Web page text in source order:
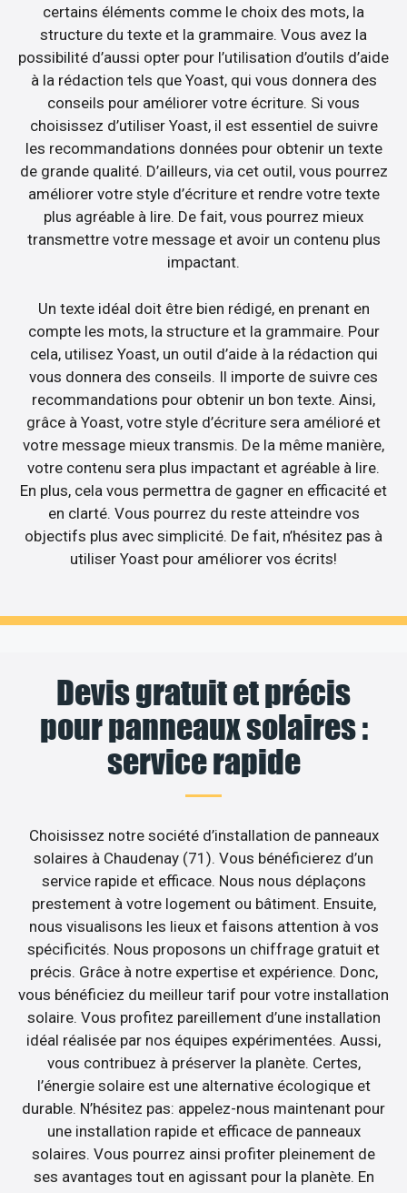
certains éléments comme le choix des mots, la
structure du texte et la grammaire. Vous avez la
possibilité d’aussi opter pour l’utilisation d’outils d’aide
à la rédaction tels que Yoast, qui vous donnera des
conseils pour améliorer votre écriture. Si vous
choisissez d’utiliser Yoast, il est essentiel de suivre
les recommandations données pour obtenir un texte
de grande qualité. D’ailleurs, via cet outil, vous pourrez
améliorer votre style d’écriture et rendre votre texte
plus agréable à lire. De fait, vous pourrez mieux
transmettre votre message et avoir un contenu plus
impactant.
Un texte idéal doit être bien rédigé, en prenant en
compte les mots, la structure et la grammaire. Pour
cela, utilisez Yoast, un outil d’aide à la rédaction qui
vous donnera des conseils. Il importe de suivre ces
recommandations pour obtenir un bon texte. Ainsi,
grâce à Yoast, votre style d’écriture sera amélioré et
votre message mieux transmis. De la même manière,
votre contenu sera plus impactant et agréable à lire.
En plus, cela vous permettra de gagner en efficacité et
en clarté. Vous pourrez du reste atteindre vos
objectifs plus avec simplicité. De fait, n’hésitez pas à
utiliser Yoast pour améliorer vos écrits!
Devis gratuit et précis
pour panneaux solaires :
service rapide
Choisissez notre société d’installation de panneaux
solaires à Chaudenay (71). Vous bénéficierez d’un
service rapide et efficace. Nous nous déplaçons
prestement à votre logement ou bâtiment. Ensuite,
nous visualisons les lieux et faisons attention à vos
spécificités. Nous proposons un chiffrage gratuit et
précis. Grâce à notre expertise et expérience. Donc,
vous bénéficiez du meilleur tarif pour votre installation
solaire. Vous profitez pareillement d’une installation
idéal réalisée par nos équipes expérimentées. Aussi,
vous contribuez à préserver la planète. Certes,
l’énergie solaire est une alternative écologique et
durable. N’hésitez pas: appelez-nous maintenant pour
une installation rapide et efficace de panneaux
solaires. Vous pourrez ainsi profiter pleinement de
ses avantages tout en agissant pour la planète. En